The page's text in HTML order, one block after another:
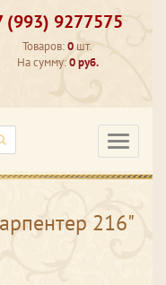
(993) 9277575
Товаров:0 шт.
На сумму:0 руб.
216"